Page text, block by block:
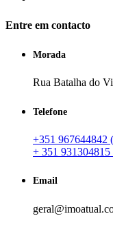
Entre em contacto
Morada
Rua Batalha do
Telefone
+351 967644842
+ 351 931304815
Email